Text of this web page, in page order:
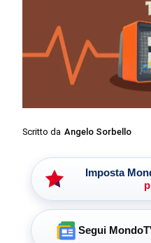
Scritto da Angelo Sorbello
Imposta
Segui